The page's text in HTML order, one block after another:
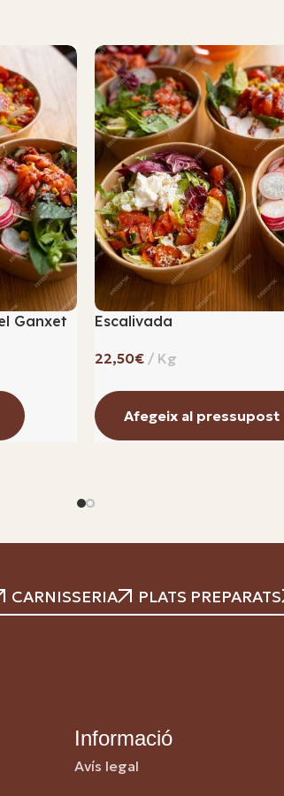
Ganxet Escalivada
€
Afegeix al pressupost
CARNISSERIA PLATS PREPARATS
Informació
Avís legal